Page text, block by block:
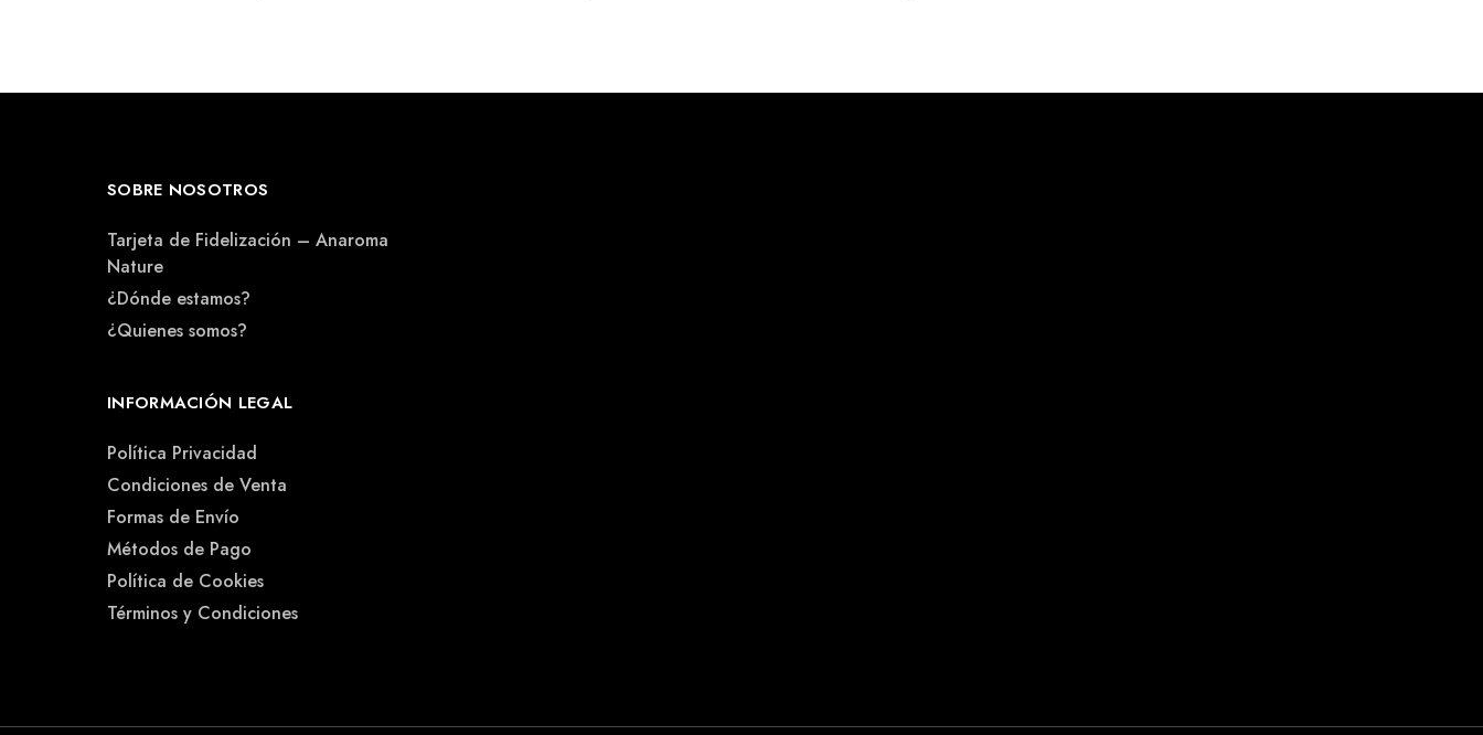
SOBRE NOSOTROS
Tarjeta de Fidelización – Anaroma
Nature
¿Dónde estamos?
¿Quienes somos?
INFORMACIÓN LEGAL
Política Privacidad
Condiciones de Venta
Formas de Envío
Métodos de Pago
Política de Cookies
Términos y Condiciones